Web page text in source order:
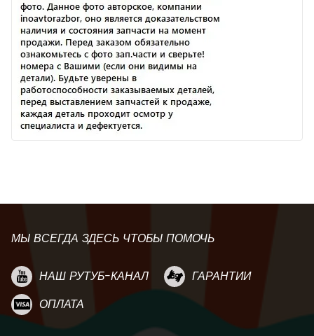
МЫ ВСЕГДА ЗДЕСЬ ЧТОБЫ ПОМОЧЬ
НАШ РУТУБ-КАНАЛ
ГАРАНТИИ
ОПЛАТА